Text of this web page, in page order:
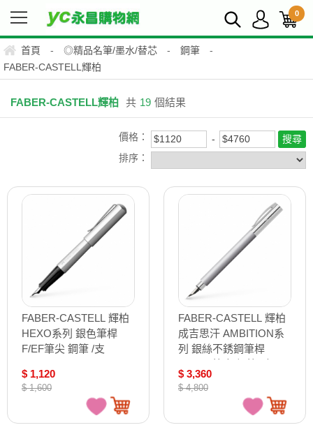
0
首頁 - ◎精品名筆/墨水/替芯 - 鋼筆
-
FABER-CASTELL輝柏
FABER-CASTELL輝柏 共 19 個結果
價格：
排序：
FABER-CASTELL 輝柏
HEXO系列 銀色筆桿
F/EF筆尖 鋼筆 /支
$ 1,120
$ 1,600
FABER-CASTELL 輝柏
成吉思汗 AMBITION系
列 銀絲不銹鋼筆桿
148390/148391/148392
$ 3,360
$ 4,800